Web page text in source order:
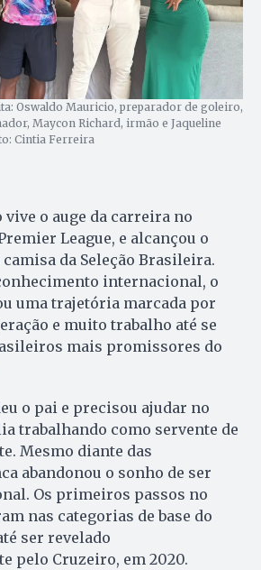
Oswaldo Mauricio, preparador de goleiro,
Maycon Richard, irmão e Jaqueline
Cintia Ferreira
o auge da carreira no
League, e alcançou o
da Seleção Brasileira.
internacional, o
uma trajetória marcada por
e muito trabalho até se
mais promissores do
o pai e precisou ajudar no
trabalhando como servente de
Mesmo diante das
abandonou o sonho de ser
Os primeiros passos no
nas categorias de base do
ser revelado
pelo Cruzeiro, em 2020.